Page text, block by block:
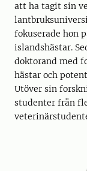
att ha tagit sin
fokuserade hon
islandshästar.
doktorand med
hästar och
Utöver sin
studenter från